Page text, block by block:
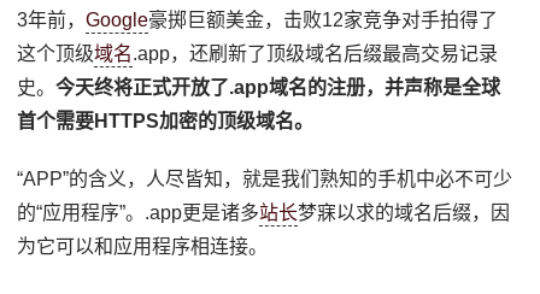
3年前，Google豪掷巨额美金，击败12家竞争对手拍得了
这个顶级域名.app，还刷新了顶级域名后缀最高交易记录
史。今天终将正式开放了.app域名的注册，并声称是全球
首个需要HTTPS加密的顶级域名。
“APP”的含义，人尽皆知，就是我们熟知的手机中必不可少
的“应用程序”。.app更是诸多站长梦寐以求的域名后缀，因
为它可以和应用程序相连接。